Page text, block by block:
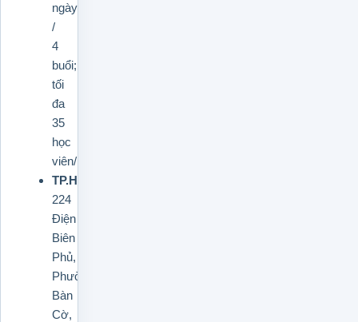
ngày
/
4
buổi;
tối
đa
35
học
viên/lớp.
TP.HCM:
224
Điện
Biên
Phủ,
Phường
Bàn
Cờ,